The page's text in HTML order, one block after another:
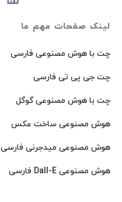
لینک صفحات مهم ما
چت با هوش مصنوعی فارسی
چت جی پی تی فارسی
چت با هوش مصنوعی گوگل
هوش مصنوعی ساخت عکس
هوش مصنوعی میدجرنی فارسی
هوش مصنوعی Dall-E فارسی